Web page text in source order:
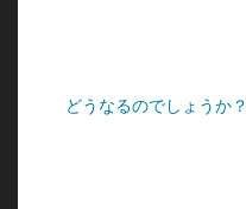
どうなるのでしょうか？